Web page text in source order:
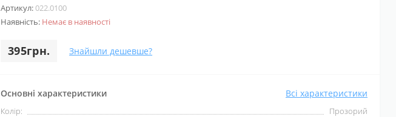
Артикул:022.0100
Наявність: Немає в наявності
395грн. Знайшли дешевше?
Основні характеристики Всі характеристики
Колір:
Прозорий